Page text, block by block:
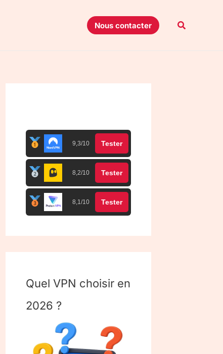
Nous contacter
9,3/10 Tester
8,2/10 Tester
8,1/10 Tester
Quel VPN choisir en
2026 ?